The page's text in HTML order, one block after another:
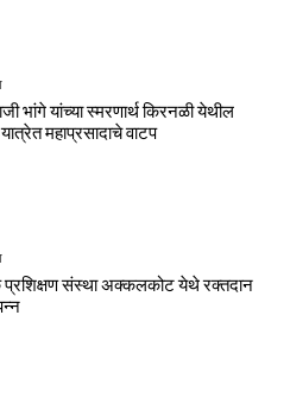
भांगे यांच्या स्मरणार्थ किरनळी येथील
महाप्रसादाचे वाटप
प्रशिक्षण संस्था अक्कलकोट येथे रक्तदान